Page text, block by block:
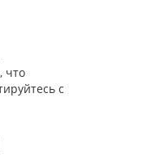
что
с